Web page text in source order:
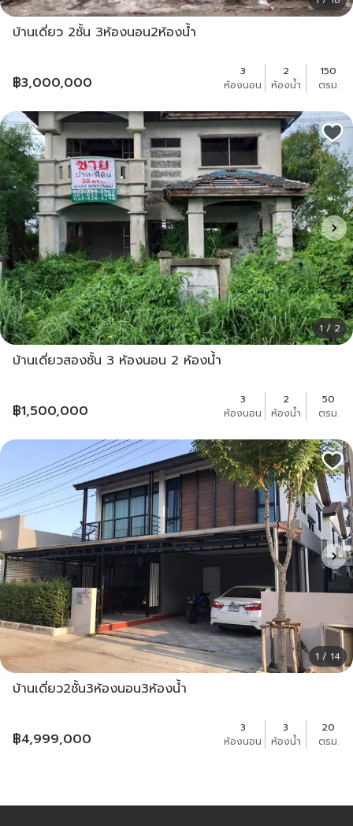
บ้านเดี่ยว 2ชั้น 3ห้องนอน2ห้องน้ำ
฿3,000,000
3
ห้องนอน
2
ห้องน้ำ
150
ตรม.
1 / 2
บ้านเดี่ยวสองชั้น 3 ห้องนอน 2 ห้องน้ำ
฿1,500,000
3
ห้องนอน
2
ห้องน้ำ
50
ตรม.
1 / 14
บ้านเดี่ยว2ชั้น3ห้องนอน3ห้องน้ำ
฿4,999,000
3
ห้องนอน
3
ห้องน้ำ
20
ตรม.